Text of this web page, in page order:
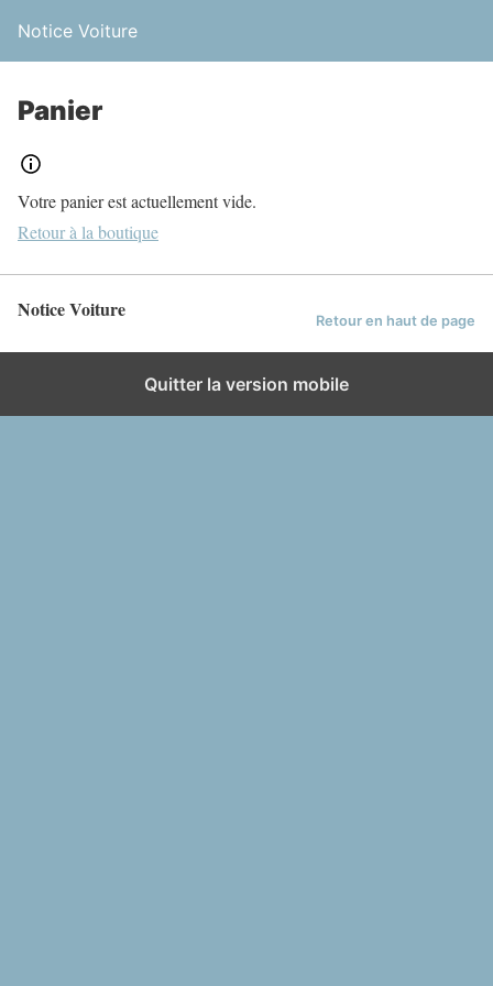
Notice Voiture
Panier
Votre panier est actuellement vide.
Retour à la boutique
Notice Voiture Retour en haut de page
Quitter la version mobile